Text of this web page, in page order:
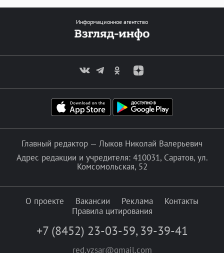
Информационное агентство
Главный редактор — Лыков Николай Валерьевич
Адрес редакции и учредителя: 410031, Саратов, ул.
Комсомольская, 52
О проекте Вакансии Реклама
Контакты
Правила цитирования
+7 (8452) 23-03-59, 39-39-41
red.vzsar@gmail.com